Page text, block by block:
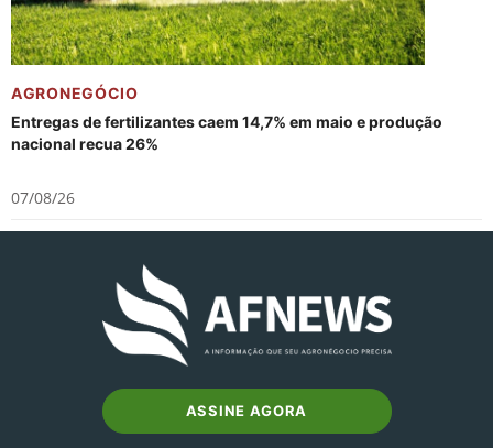
AGRONEGÓCIO
Entregas de fertilizantes caem 14,7% em maio e produção
nacional recua 26%
07/08/26
ASSINE AGORA